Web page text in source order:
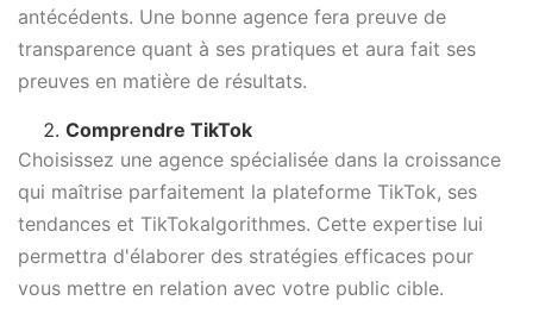
antécédents. Une bonne agence fera preuve de
transparence quant à ses pratiques et aura fait ses
preuves en matière de résultats.
Comprendre TikTok
Choisissez une agence spécialisée dans la croissance
qui maîtrise parfaitement la plateforme TikTok, ses
tendances et TikTokalgorithmes. Cette expertise lui
permettra d'élaborer des stratégies efficaces pour
vous mettre en relation avec votre public cible.